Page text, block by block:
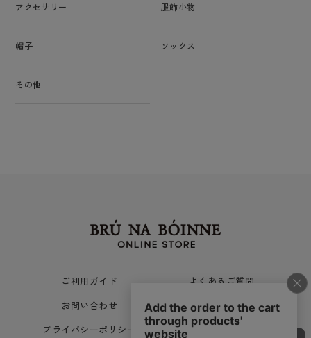
アクセサリー 服飾小物
帽子 ソックス
その他
ご利用ガイド
よくあるご質問
お問い合わせ
ご利用規約
プライバシーポリシー